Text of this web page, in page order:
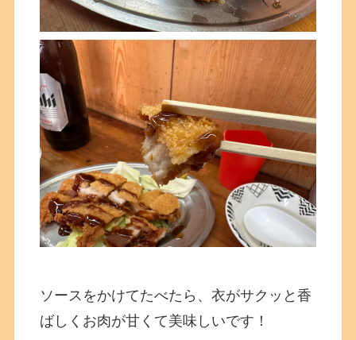
ソースをかけてたべたら、衣がサクッと香
ばしくお肉が甘くて美味しいです！